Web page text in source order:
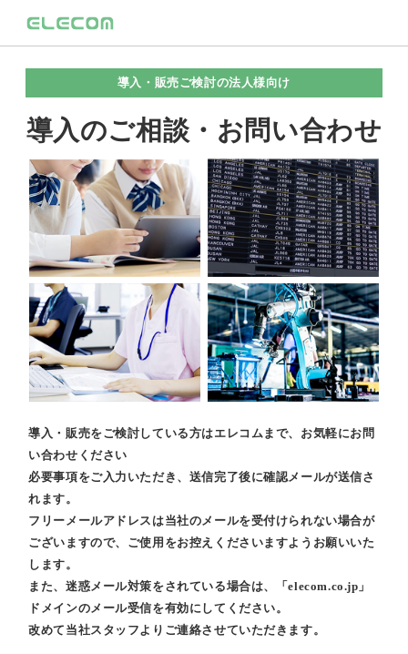
導入・販売ご検討の法人様向け
導入のご相談・お問い合わせ
導入・販売をご検討している方はエレコムまで、お気軽にお問
い合わせください
必要事項をご入力いただき、送信完了後に確認メールが送信さ
れます。
フリーメールアドレスは当社のメールを受付けられない場合が
ございますので、ご使用をお控えくださいますようお願いいた
します。
また、迷惑メール対策をされている場合は、「elecom.co.jp」
ドメインのメール受信を有効にしてください。
改めて当社スタッフよりご連絡させていただきます。